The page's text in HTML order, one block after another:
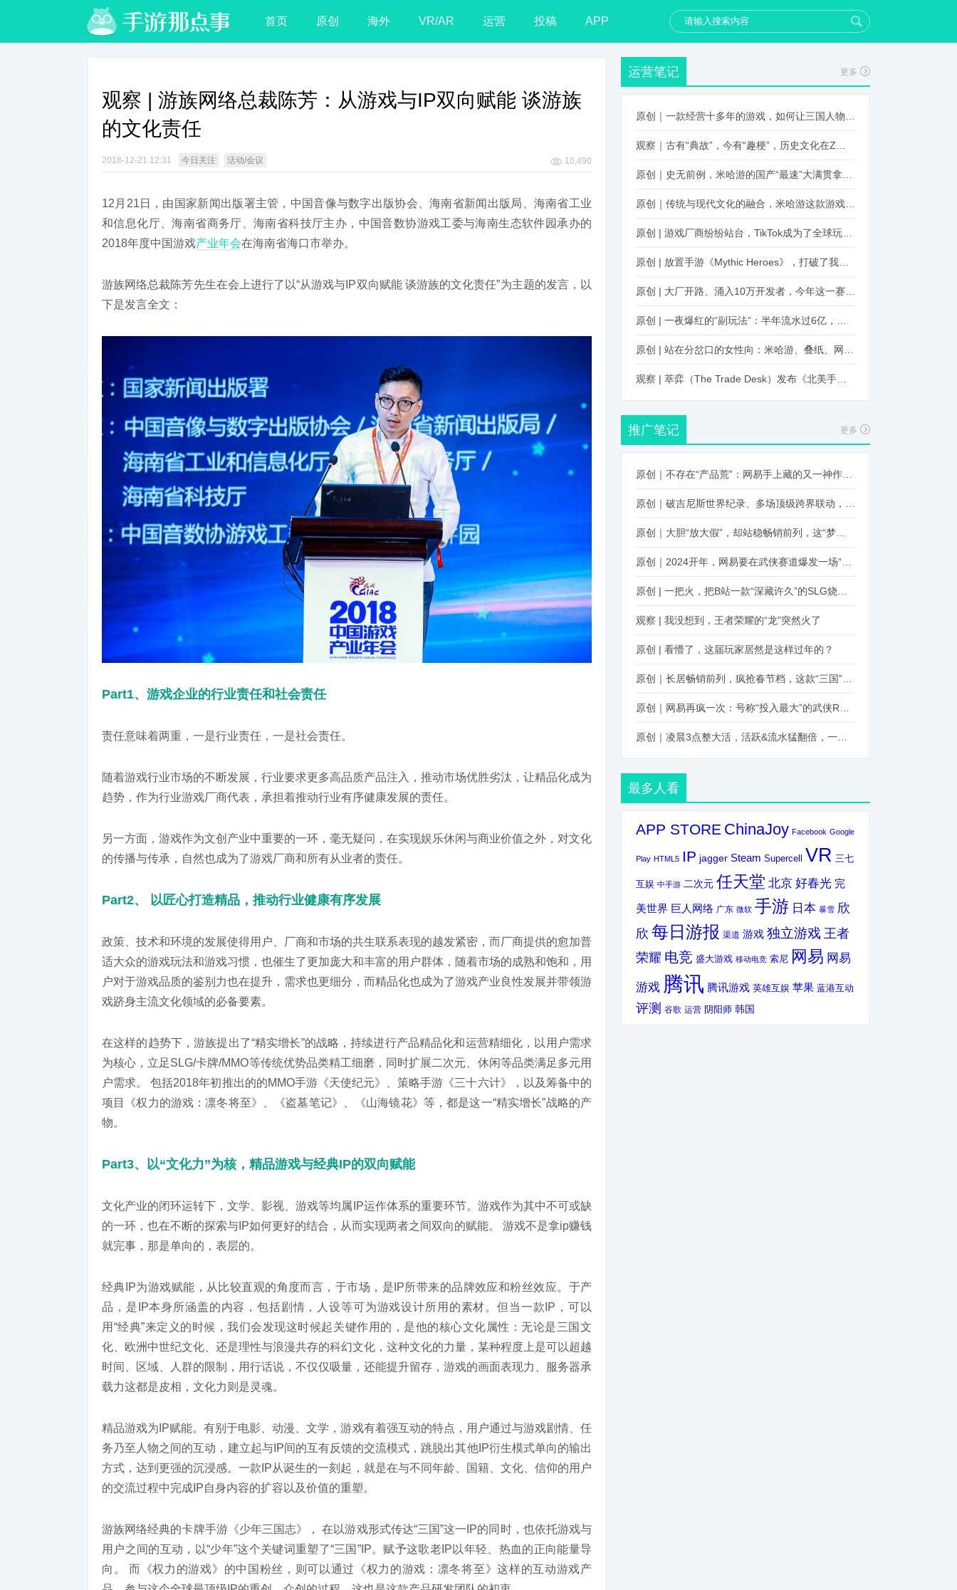
首页 原创 海外 VR/AR 运营 投稿 APP
观察 | 游族网络总裁陈芳：从游戏与IP双向赋能 谈游族
的文化责任
2018-12-21 12:31 今日关注 活动/会议 10,490
12月21日，由国家新闻出版署主管，中国音像与数字出版协会、海南省新闻出版局、海南省工业
和信息化厅、海南省商务厅、海南省科技厅主办，中国音数协游戏工委与海南生态软件园承办的
2018年度中国游戏产业年会在海南省海口市举办。
游族网络总裁陈芳先生在会上进行了以“从游戏与IP双向赋能 谈游族的文化责任”为主题的发言，以
下是发言全文：
Part1、游戏企业的行业责任和社会责任
责任意味着两重，一是行业责任，一是社会责任。
随着游戏行业市场的不断发展，行业要求更多高品质产品注入，推动市场优胜劣汰，让精品化成为
趋势，作为行业游戏厂商代表，承担着推动行业有序健康发展的责任。
另一方面，游戏作为文创产业中重要的一环，毫无疑问，在实现娱乐休闲与商业价值之外，对文化
的传播与传承，自然也成为了游戏厂商和所有从业者的责任。
Part2、 以匠心打造精品，推动行业健康有序发展
政策、技术和环境的发展使得用户、厂商和市场的共生联系表现的越发紧密，而厂商提供的愈加普
适大众的游戏玩法和游戏习惯，也催生了更加庞大和丰富的用户群体，随着市场的成熟和饱和，用
户对于游戏品质的鉴别力也在提升，需求也更细分，而精品化也成为了游戏产业良性发展并带领游
戏跻身主流文化领域的必备要素。
在这样的趋势下，游族提出了“精实增长”的战略，持续进行产品精品化和运营精细化，以用户需求
为核心，立足SLG/卡牌/MMO等传统优势品类精工细磨，同时扩展二次元、休闲等品类满足多元用
户需求。 包括2018年初推出的的MMO手游《天使纪元》、策略手游《三十六计》，以及筹备中的
项目《权力的游戏：凛冬将至》、《盗墓笔记》、《山海镜花》等，都是这一“精实增长”战略的产
物。
Part3、以“文化力”为核，精品游戏与经典IP的双向赋能
文化产业的闭环运转下，文学、影视、游戏等均属IP运作体系的重要环节。游戏作为其中不可或缺
的一环，也在不断的探索与IP如何更好的结合，从而实现两者之间双向的赋能。 游戏不是拿ip赚钱
就完事，那是单向的，表层的。
经典IP为游戏赋能，从比较直观的角度而言，于市场，是IP所带来的品牌效应和粉丝效应。于产
品，是IP本身所涵盖的内容，包括剧情，人设等可为游戏设计所用的素材。但当一款IP，可以
用“经典”来定义的时候，我们会发现这时候起关键作用的，是他的核心文化属性：无论是三国文
化、欧洲中世纪文化、还是理性与浪漫共存的科幻文化，这种文化的力量，某种程度上是可以超越
时间、区域、人群的限制，用行话说，不仅仅吸量，还能提升留存，游戏的画面表现力、服务器承
载力这都是皮相，文化力则是灵魂。
精品游戏为IP赋能。有别于电影、动漫、文学，游戏有着强互动的特点，用户通过与游戏剧情、任
务乃至人物之间的互动，建立起与IP间的互有反馈的交流模式，跳脱出其他IP衍生模式单向的输出
方式，达到更强的沉浸感。一款IP从诞生的一刻起，就是在与不同年龄、国籍、文化、信仰的用户
的交流过程中完成IP自身内容的扩容以及价值的重塑。
游族网络经典的卡牌手游《少年三国志》， 在以游戏形式传达“三国”这一IP的同时，也依托游戏与
用户之间的互动，以“少年”这个关键词重塑了“三国”IP。赋予这歌老IP以年轻、热血的正向能量导
向。 而《权力的游戏》的中国粉丝，则可以通过《权力的游戏：凛冬将至》这样的互动游戏产
运营笔记 更多
推广笔记 更多
观察 | 我没想到，王者荣耀的“龙”突然火了
原创 | 看懵了，这届玩家居然是这样过年的？
最多人看
APP STORE ChinaJoy Facebook Google
Play HTML5 IP jagger Steam Supercell VR 三七
互娱 中手游 二次元 任天堂 北京 好春光 完
美世界 巨人网络 广东 微软 手游 日本 暴雪 欣
欣 每日游报 渠道 游戏 独立游戏 王者
荣耀 电竞 盛大游戏 移动电竞 索尼 网易 网易
游戏 腾讯 腾讯游戏 英雄互娱 苹果 蓝港互动
评测 谷歌 运营 阴阳师 韩国